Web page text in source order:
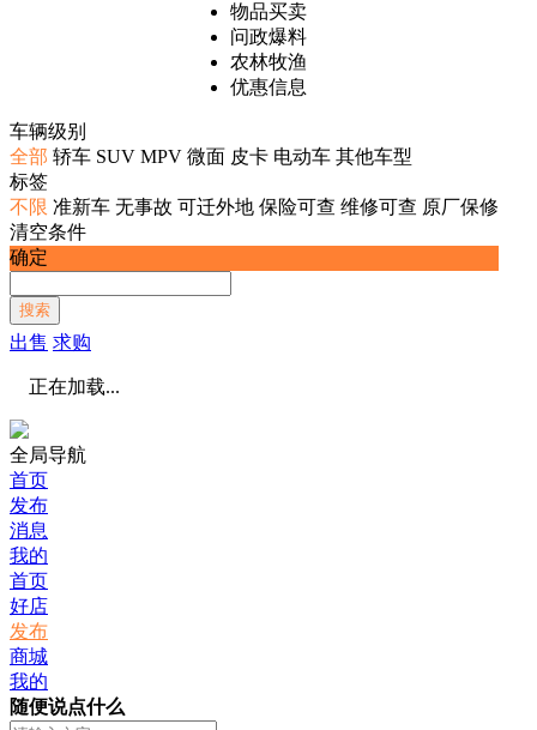
物品买卖
问政爆料
农林牧渔
优惠信息
车辆级别
全部 轿车 SUV MPV 微面 皮卡 电动车 其他车型
标签
不限 准新车 无事故 可迁外地 保险可查 维修可查 原厂保修
清空条件
确定
搜索
出售 求购
正在加载...
全局导航
首页
发布
消息
我的
首页
好店
发布
商城
我的
随便说点什么